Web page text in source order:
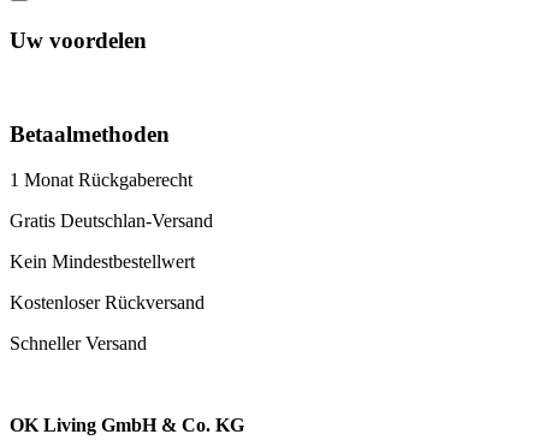
Uw voordelen
Betaalmethoden
1 Monat Rückgaberecht
Gratis Deutschlan-Versand
Kein Mindestbestellwert
Kostenloser Rückversand
Schneller Versand
OK Living GmbH & Co. KG